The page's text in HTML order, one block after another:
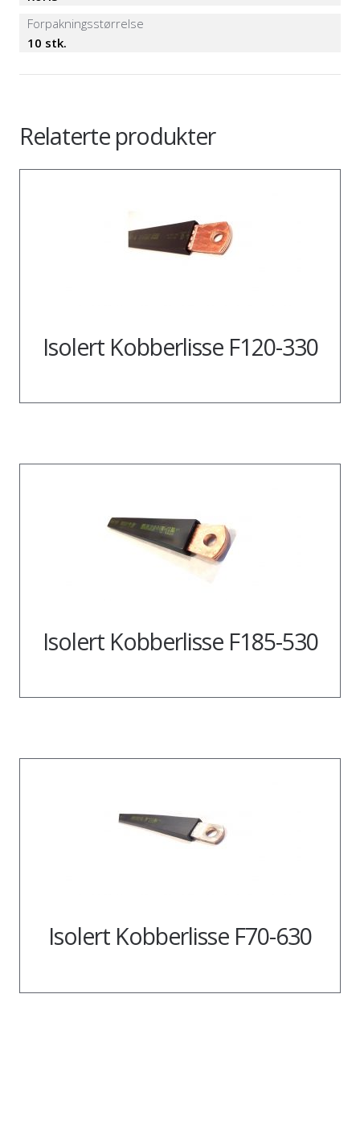
Forpakningsstørrelse
10 stk.
Relaterte produkter
Isolert Kobberlisse F120-330
Isolert Kobberlisse F185-530
Isolert Kobberlisse F70-630